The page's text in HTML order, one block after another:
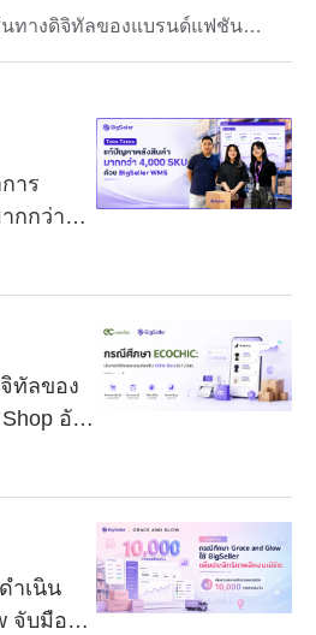
นทางดิจิทัลของแบรนด์แฟชั่น
ร์
าร
กกว่า
ทัลของ
อัน
ำเนิน
จับมือ